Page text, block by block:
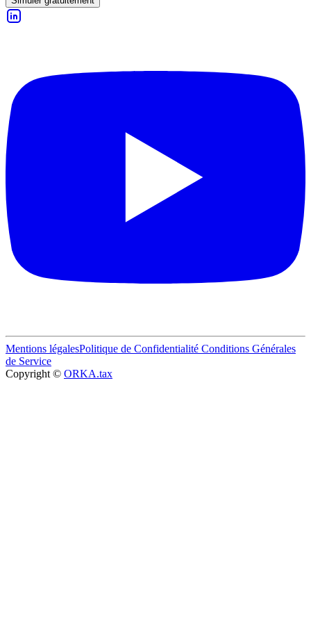
Mentions légalesPolitique de Confidentialité Conditions Générales
de Service
Copyright © ORKA.tax